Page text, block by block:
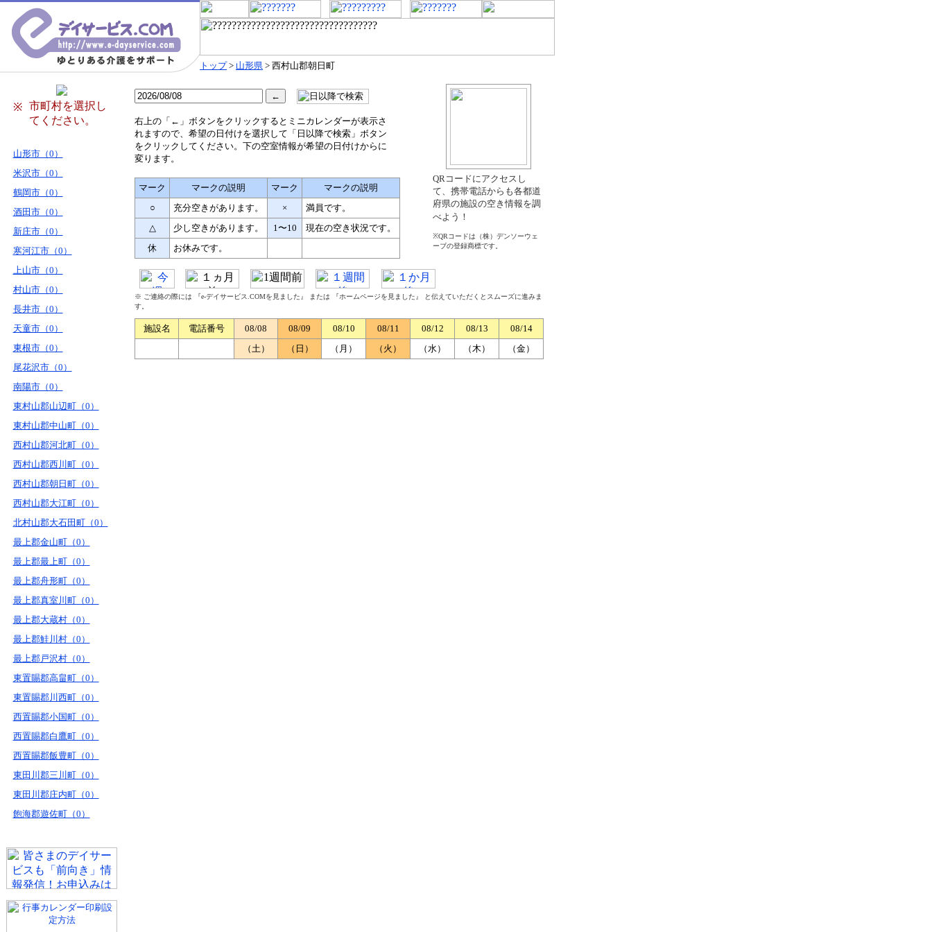
トップ> 山形県 > 西村山郡朝日町
※
市町村を選択し
てください。
山形市（0）
米沢市（0）
鶴岡市（0）
酒田市（0）
新庄市（0）
寒河江市（0）
上山市（0）
村山市（0）
長井市（0）
天童市（0）
東根市（0）
尾花沢市（0）
南陽市（0）
東村山郡山辺町（0）
東村山郡中山町（0）
西村山郡河北町（0）
西村山郡西川町（0）
西村山郡朝日町（0）
西村山郡大江町（0）
北村山郡大石田町（0）
最上郡金山町（0）
最上郡最上町（0）
最上郡舟形町（0）
最上郡真室川町（0）
最上郡大蔵村（0）
最上郡鮭川村（0）
最上郡戸沢村（0）
東置賜郡高畠町（0）
東置賜郡川西町（0）
西置賜郡小国町（0）
西置賜郡白鷹町（0）
西置賜郡飯豊町（0）
東田川郡三川町（0）
東田川郡庄内町（0）
飽海郡遊佐町（0）
右上の「←」ボタンをクリックするとミニカレンダーが表示さ
れますので、希望の日付けを選択して「日以降で検索」ボタン
をクリックしてください。下の空室情報が希望の日付けからに
変ります。
マーク マークの説明 マーク
マークの説明
○
充分空きがあります。 ×
満員です。
△
少し空きがあります。 1〜10
現在の空き状況です。
休
お休みです。
QRコードにアクセスし
て、携帯電話からも各都道
府県の施設の空き情報を調
べよう！
※QRコードは（株）デンソーウェ
ーブの登録商標です。
※ ご連絡の際には 『e-デイサービス.COMを見ました』 または 『ホームページを見ました』 と伝えていただくとスムーズに進みま
す。
施設名 電話番号 08/08 08/09 08/10 08/11 08/12 08/13
08/14
（土）
（日） （月） （火） （水） （木） （金）